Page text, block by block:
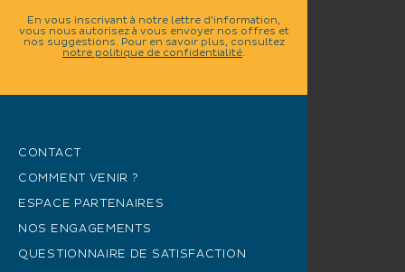
En vous inscrivant à notre lettre d'information,
vous nous autorisez à vous envoyer nos offres et
nos suggestions. Pour en savoir plus, consultez
notre politique de confidentialité.
CONTACT
COMMENT VENIR ?
ESPACE PARTENAIRES
NOS ENGAGEMENTS
QUESTIONNAIRE DE SATISFACTION